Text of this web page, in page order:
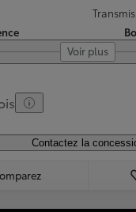
Voir plus
Contactez la